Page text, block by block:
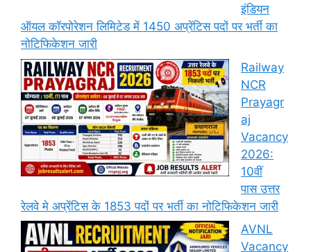
इंडियन
ऑयल कॉरपोरेशन लिमिटेड में 1450 अप्रेंटिस पदों पर भर्ती का
नोटिफिकेशन जारी
Railway
NCR
Prayagr
aj
Vacancy
2026:
10वीं
पास उत्तर
रेलवे मे अप्रेंटिस के 1853 पदों पर भर्ती का नोटिफिकेशन जारी
AVNL
Vacancy